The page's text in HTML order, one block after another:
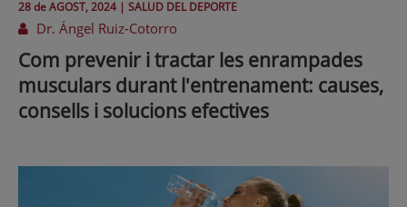
28 deAGOST, 2024 | SALUD DEL DEPORTE
Dr. Ángel Ruiz-Cotorro
Com prevenir i tractar les enrampades
musculars durant l'entrenament: causes,
consells i solucions efectives